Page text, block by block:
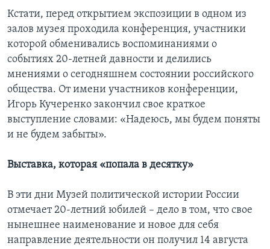
Кстати, перед открытием экспозиции в одном из
залов музея проходила конференция, участники
которой обменивались воспоминаниями о
событиях 20-летней давности и делились
мнениями о сегодняшнем состоянии российского
общества. От имени участников конференции,
Игорь Кучеренко закончил свое краткое
выступление словами: «Надеюсь, мы будем поняты
и не будем забыты».
Выставка, которая «попала в десятку»
В эти дни Музей политической истории России
отмечает 20-летний юбилей – дело в том, что свое
нынешнее наименование и новое для себя
направление деятельности он получил 14 августа